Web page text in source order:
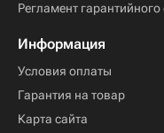
Регламент
Информация
Условия оплаты
Гарантия на товар
Карта сайта